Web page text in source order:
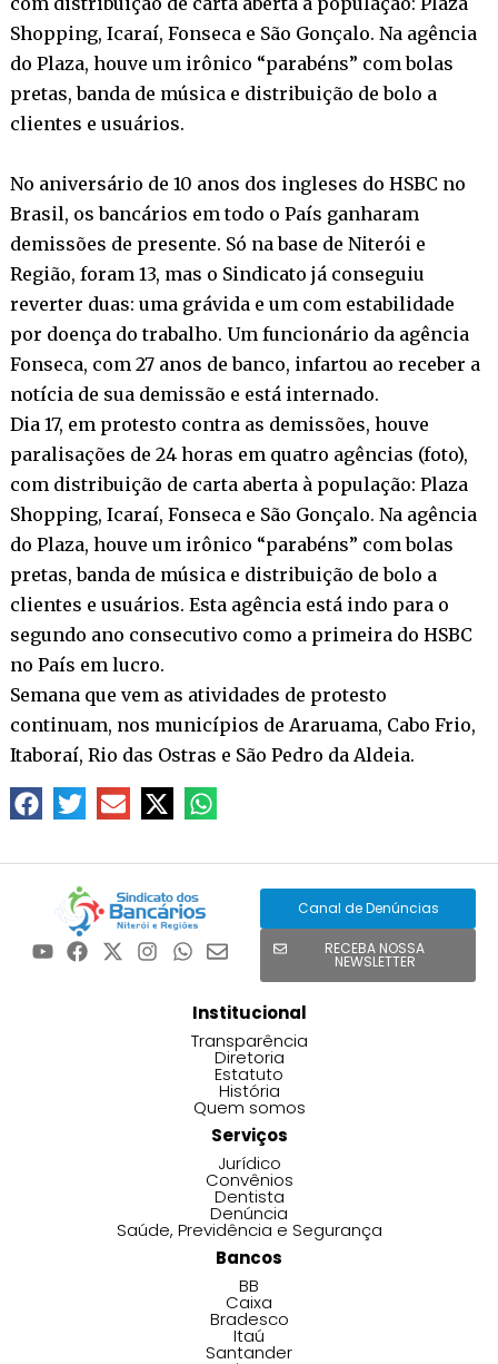
Shopping, Icaraí, Fonseca e São Gonçalo. Na agência
do Plaza, houve um irônico “parabéns” com bolas
pretas, banda de música e distribuição de bolo a
clientes e usuários.
No aniversário de 10 anos dos ingleses do HSBC no
Brasil, os bancários em todo o País ganharam
demissões de presente. Só na base de Niterói e
Região, foram 13, mas o Sindicato já conseguiu
reverter duas: uma grávida e um com estabilidade
por doença do trabalho. Um funcionário da agência
Fonseca, com 27 anos de banco, infartou ao receber a
notícia de sua demissão e está internado.
Dia 17, em protesto contra as demissões, houve
paralisações de 24 horas em quatro agências (foto),
com distribuição de carta aberta à população: Plaza
Shopping, Icaraí, Fonseca e São Gonçalo. Na agência
do Plaza, houve um irônico “parabéns” com bolas
pretas, banda de música e distribuição de bolo a
clientes e usuários. Esta agência está indo para o
segundo ano consecutivo como a primeira do HSBC
no País em lucro.
Semana que vem as atividades de protesto
continuam, nos municípios de Araruama, Cabo Frio,
Itaboraí, Rio das Ostras e São Pedro da Aldeia.
Canal de Denúncias
RECEBA NOSSA
NEWSLETTER
Institucional
Transparência
Diretoria
Estatuto
História
Quem somos
Serviços
Jurídico
Convênios
Dentista
Denúncia
Saúde, Previdência e Segurança
Bancos
BB
Caixa
Bradesco
Itaú
Santander